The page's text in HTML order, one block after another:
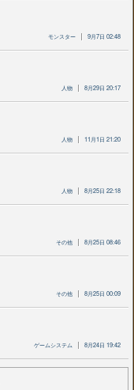
モンスター 9月7日 02:48
人物 8月29日 20:17
人物 11月1日 21:20
人物 8月25日 22:18
その他 8月25日 08:46
その他 8月25日 00:09
ゲームシステム 8月24日 19:42